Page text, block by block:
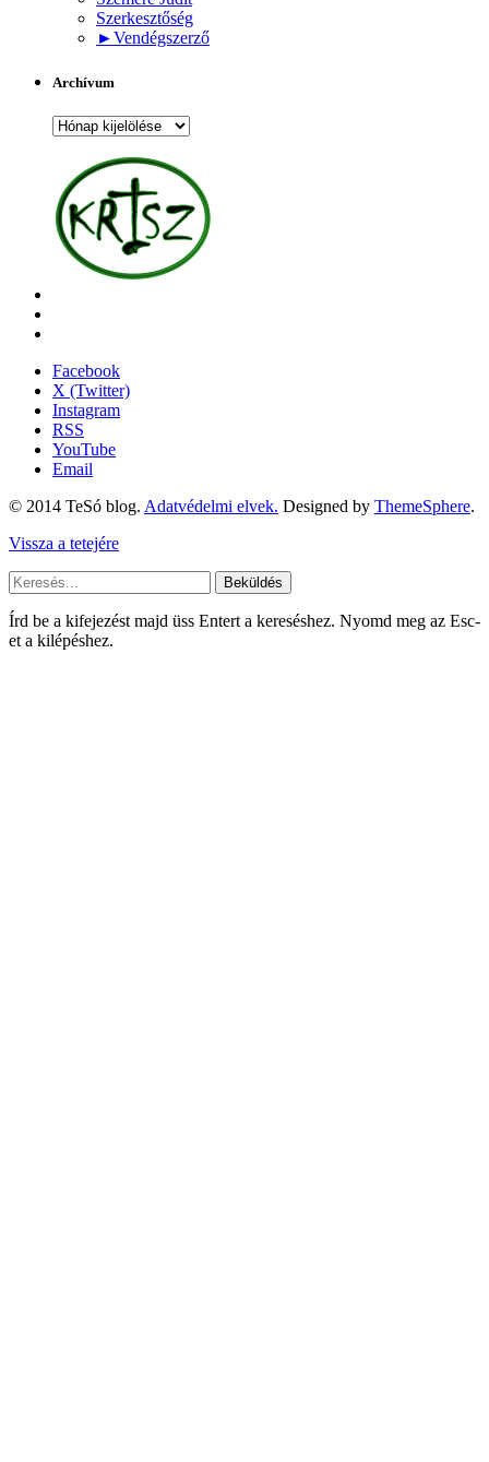
Szerkesztőség
►Vendégszerző
Archívum
Archívum
Facebook
X (Twitter)
Instagram
RSS
YouTube
Email
© 2014 TeSó blog. Adatvédelmi elvek. Designed by ThemeSphere.
Vissza a tetejére
Beküldés
Írd be a kifejezést majd üss Entert a kereséshez. Nyomd meg az Esc-
et a kilépéshez.